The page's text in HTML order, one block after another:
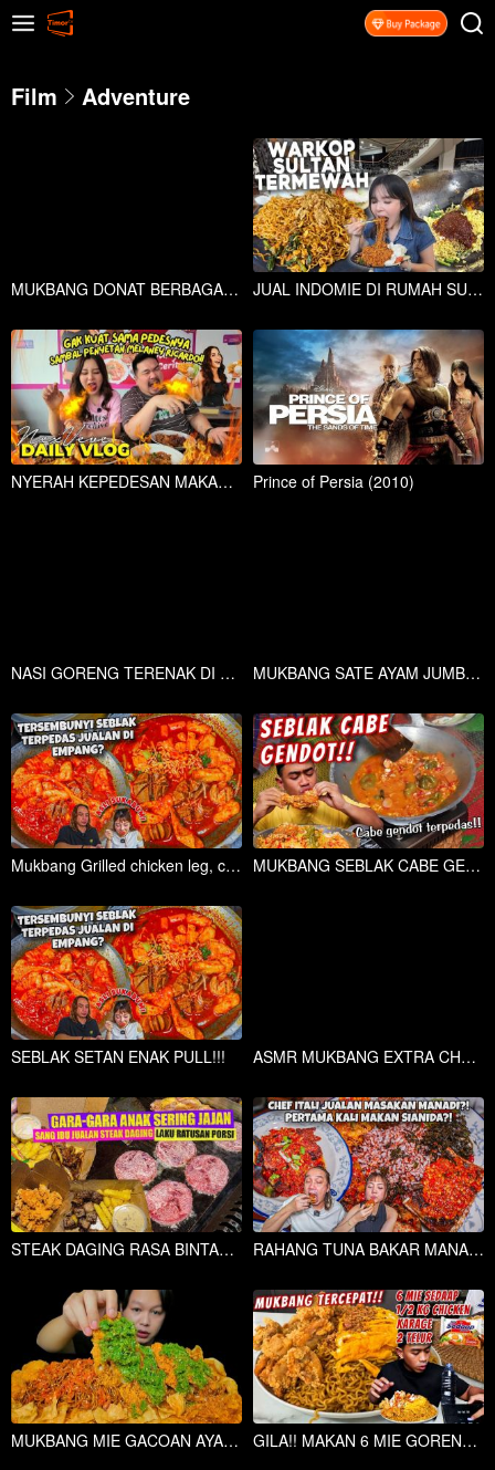
Film Adventure
MUKBANG DONAT BERBAGAI MACAM VARIAN COKLAT, RED VELVET, MATCHA JUAL INDOMIE DI RUMAH SULTAN CRAZY RICH, HARGA KAKI LIMA!
NYERAH KEPEDESAN MAKAN SAMBAL PENYETAN BY MELANEY RICARDO!! Prince of Persia (2010)
NASI GORENG TERENAK DI JAKARTA? LANGGANAN CRAZY RICH PIK! MUKBANG SATE AYAM JUMBO XXL + INDOMIE AYAM GEPREK 100 CABE PEDAS
Mukbang Grilled chicken leg, carbonara spicy chicken stir-fried noodles MUKBANG SEBLAK CABE GENDOT ALA ANAK KOSAN!!
SEBLAK SETAN ENAK PULL!!! ASMR MUKBANG EXTRA CHEESE BURGER & FRENCH FRIES & CHICKEN NUGGETS & ONION RINGS & FRIED SHRIMPS
STEAK DAGING RASA BINTANG LIMA ENAK PULL RAHANG TUNA BAKAR MANADO PEREMIUM TERSEMBUNYI DI PERUMAHAN MEWAH JAKSEL
MUKBANG MIE GACOAN AYAM GEPREK SAMBAL IJO YANG LAGI VIRAL GILA!! MAKAN 6 MIE GORENG + 1/2 KG CHICKEN KARAGE + 2 TELUR TERCEPAT!!!